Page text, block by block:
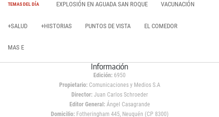
TEMAS DEL DÍA EXPLOSIÓN EN AGUADA SAN ROQUE VACUNACIÓN
+SALUD +HISTORIAS PUNTOS DE VISTA EL COMEDOR
MAS E
Información
Edición: 6950
Propietario:Comunicaciones y Medios S.A
Director: Juan Carlos Schroeder
Editor General:Ángel Casagrande
Domicilio:Fotheringham 445, Neuquén (CP 8300)